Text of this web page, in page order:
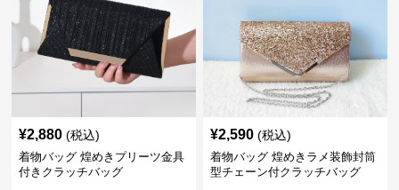
¥2,880 (税込)
着物バッグ 煌めきプリーツ金具
付きクラッチバッグ
¥2,590 (税込)
着物バッグ 煌めきラメ装飾封筒
型チェーン付クラッチバッグ